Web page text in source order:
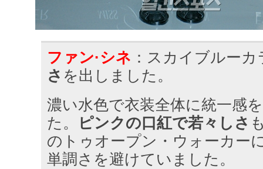
ファン·シネ ：スカイブルーカ
さ を出しました。
濃い水色で衣装全体に統一感
た。
ピンクの口紅で若々しさ
のトゥオープン・ウォーカー
単調さを避けていました。